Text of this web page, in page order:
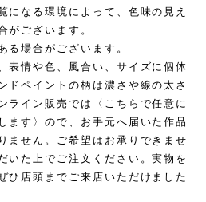
になる環境によって、色味の見え
がございます。
る場合がございます。
表情や色、風合い、サイズに個体
ドペイントの柄は濃さや線の太さ
ライン販売では〈こちらで任意に
ます〉ので、お手元へ届いた作品
ません。ご希望はお承りできませ
いた上でご注文ください。実物を
ひ店頭までご来店いただけました